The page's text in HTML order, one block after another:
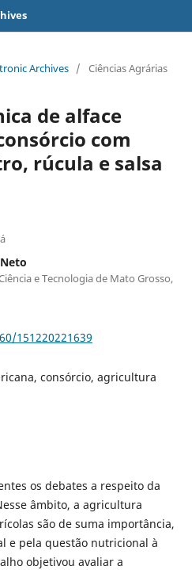
Archives / Ciências Agrárias
de alface
com
rúcula e salsa
e Tecnologia de Mato Grosso,
151220221639
consórcio, agricultura
os debates a respeito da
âmbito, a agricultura
são de suma importância,
e pela questão nutricional à
objetivou avaliar a